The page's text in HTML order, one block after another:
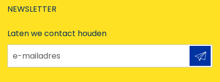
NEWSLETTER
Laten we contact houden
e-mailadres